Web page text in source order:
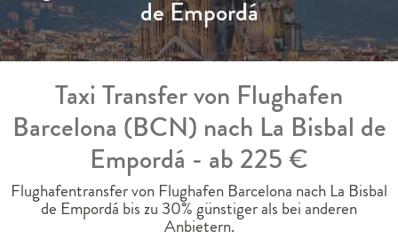
de Empordá
Taxi Transfer von Flughafen
Barcelona (BCN) nach La Bisbal de
Empordá - ab 225 €
Flughafentransfer von Flughafen Barcelona nach La Bisbal
de Empordá bis zu 30% günstiger als bei anderen
Anbietern.